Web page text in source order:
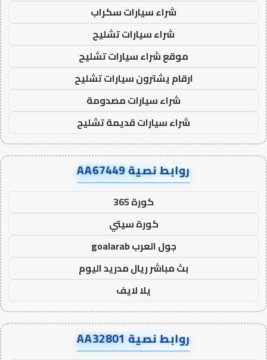
شراء سيارات سكراب
شراء سيارات تشليح
موقع شراء سيارات تشليح
ارقام يشترون سيارات تشليح
شراء سيارات مصدومة
شراء سيارات قديمة تشليح
روابط نصية AA67449
كورة 365
كورة سيتي
جول العرب goalarab
بث مباشر ريال مدريد اليوم
يلا لايف
روابط نصية AA32801